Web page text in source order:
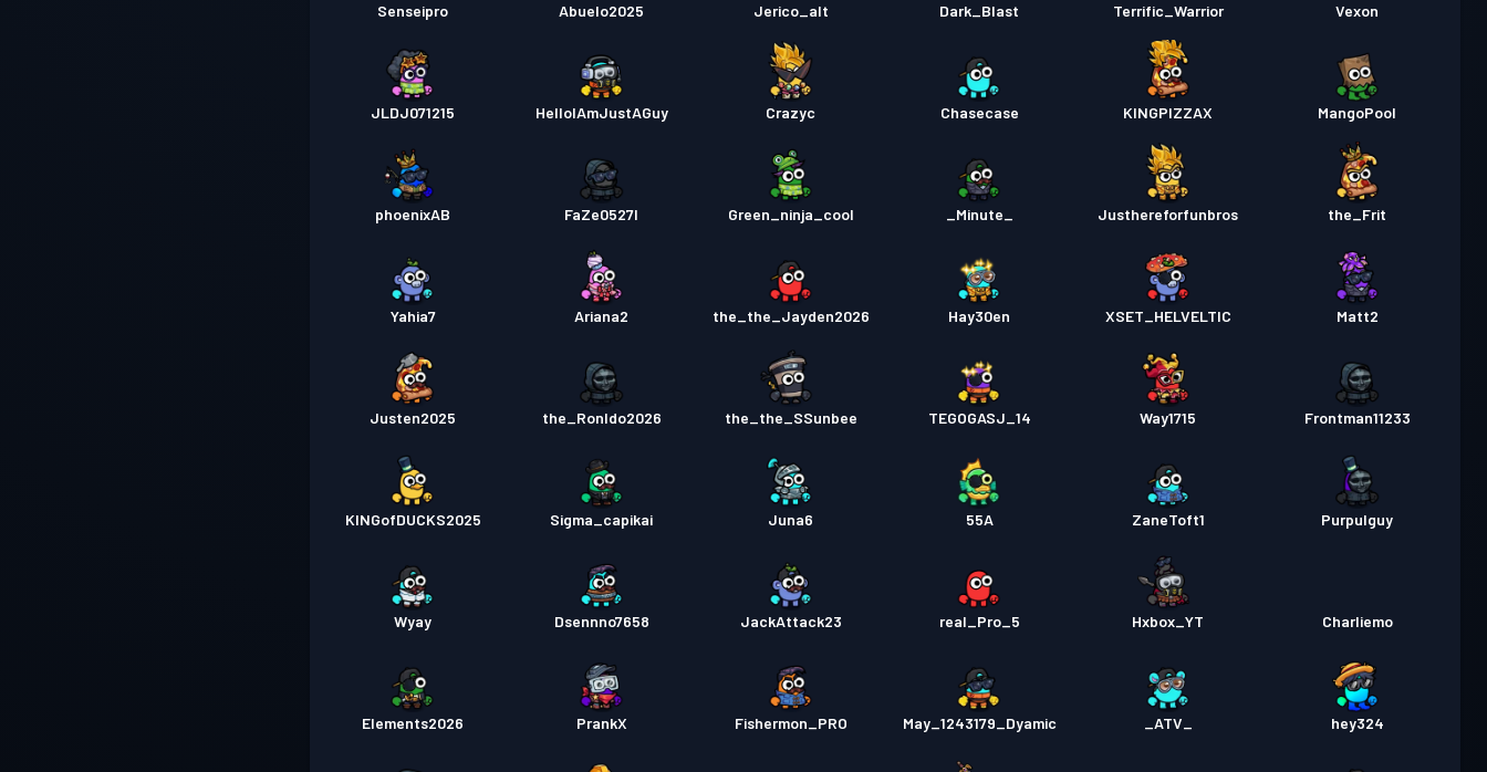
Senseipro Abuelo2025 Jerico_alt Dark_Blast Terrific_Warrior Vexon
JLDJ071215 HelloIAmJustAGuy Crazyc Chasecase KINGPIZZAX MangoPool
phoenixAB FaZe0527l Green_ninja_cool _Minute_ Justhereforfunbros the_Frit
Yahia7 Ariana2 the_the_Jayden2026 Hay30en XSET_HELVELTIC Matt2
Justen2025 the_Ronldo2026 the_the_SSunbee TEGOGASJ_14 Way1715 Frontman11233
KINGofDUCKS2025 Sigma_capikai Juna6 55A ZaneToft1 Purpulguy
Wyay Dsennno7658 JackAttack23 real_Pro_5 Hxbox_YT Charliemo
Elements2026 PrankX Fishermon_PRO May_1243179_Dyamic _ATV_ hey324